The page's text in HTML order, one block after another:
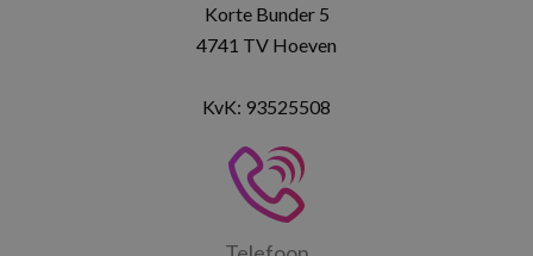
Korte Bunder 5
4741 TV Hoeven
KvK: 93525508